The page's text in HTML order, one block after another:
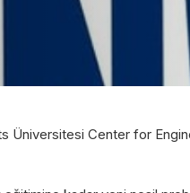
Üniversitesi Center for